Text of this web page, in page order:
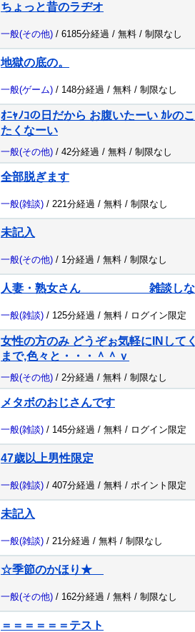
ちょっと昔のラヂオ
一般(その他) / 6185分経過 / 無料 / 制限なし
地獄の底の。
一般(ゲーム) / 148分経過 / 無料 / 制限なし
ｵﾆｬﾉｺの日だから お腹いたーい ｶﾚの
たくなーい
一般(その他) / 42分経過 / 無料 / 制限なし
全部脱ぎます
一般(雑談) / 221分経過 / 無料 / 制限なし
未記入
一般(その他) / 1分経過 / 無料 / 制限なし
人妻・熟女さん 雑談しな
一般(雑談) / 125分経過 / 無料 / ログイン限定
女性の方のみ どうぞぉ気軽にINして
まで,色々と・・・＾＾ｖ
一般(その他) / 2分経過 / 無料 / 制限なし
メタボのおじさんです
一般(雑談) / 145分経過 / 無料 / ログイン限定
47歳以上男性限定
一般(雑談) / 407分経過 / 無料 / ポイント限定
未記入
一般(雑談) / 21分経過 / 無料 / 制限なし
☆季節のかほり★
一般(その他) / 162分経過 / 無料 / 制限なし
＝＝＝＝＝＝テスト